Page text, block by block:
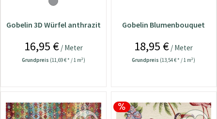
Gobelin 3D Würfel anthrazit
16,95 €/ Meter
Grundpreis (11,69 € * / 1 m²)
Gobelin Blumenbouquet
18,95 € / Meter
Grundpreis (13,54 € * / 1 m²)